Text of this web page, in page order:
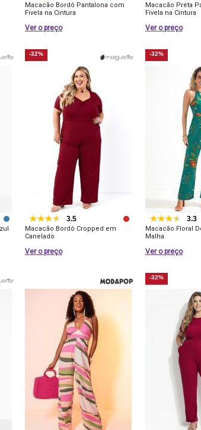
Macacão Bordô Pantalona com
Fivela na Cintura
Ver o preço
Macacão Preta
Fivela na Cintura
Ver o preço
-32%
3.5
Macacão Bordô Cropped em
Canelado
Ver o preço
-32%
3.3
Macacão Floral
Malha
Ver o preço
-32%